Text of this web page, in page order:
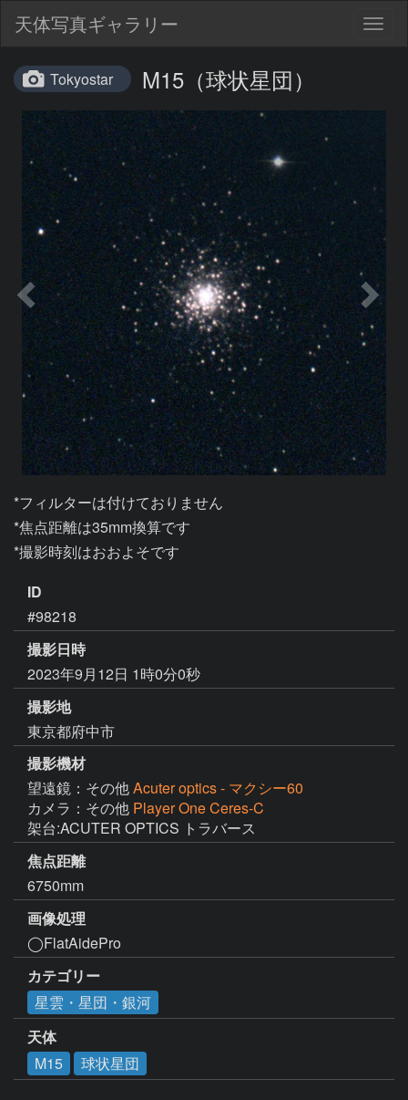
天体写真ギャラリー
Tokyostar M15（球状星団）
*フィルターは付けておりません
*焦点距離は35mm換算です
*撮影時刻はおおよそです
ID
#98218
撮影日時
2023年9月12日 1時0分0秒
撮影地
東京都府中市
撮影機材
望遠鏡：その他Acuter optics - マクシー60
カメラ：その他 Player One Ceres-C
架台:ACUTER OPTICS トラバース
焦点距離
6750mm
画像処理
◯FlatAidePro
カテゴリー
星雲・星団・銀河
天体
M15
球状星団